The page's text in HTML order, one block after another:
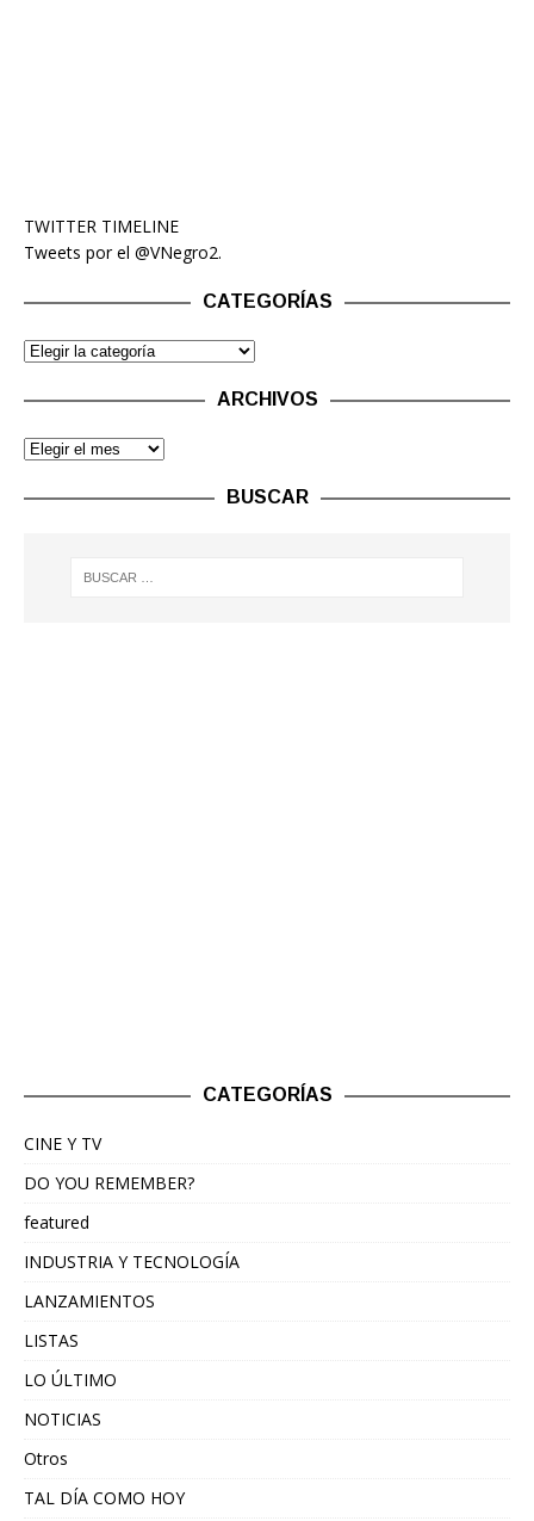
TWITTER TIMELINE
Tweets por el @VNegro2.
CATEGORÍAS
ARCHIVOS
BUSCAR
CATEGORÍAS
CINE Y TV
DO YOU REMEMBER?
featured
INDUSTRIA Y TECNOLOGÍA
LANZAMIENTOS
LISTAS
LO ÚLTIMO
NOTICIAS
Otros
TAL DÍA COMO HOY